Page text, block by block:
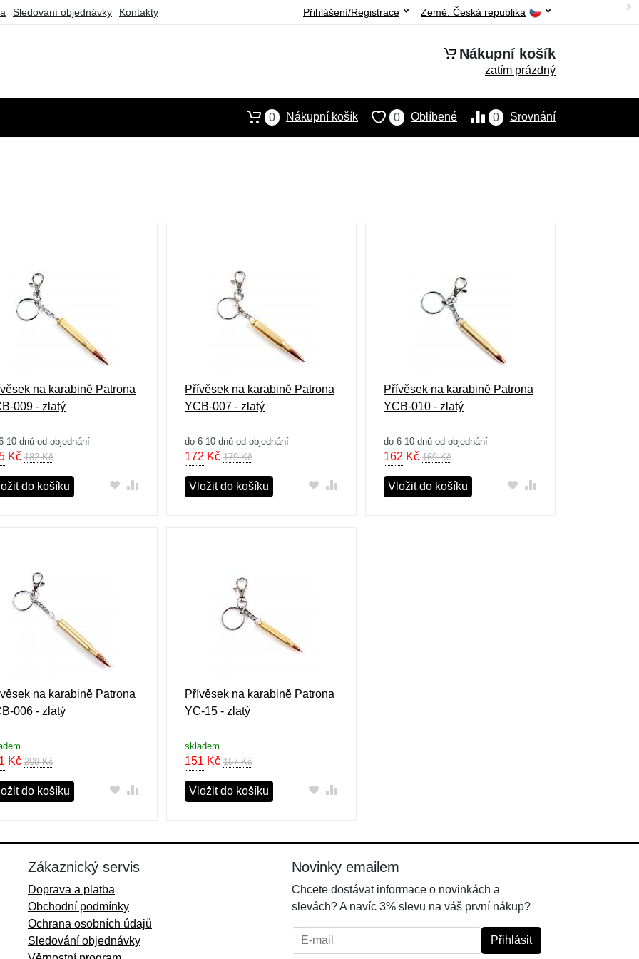
Sledování objednávky Kontakty Země: Česká republika
Přihlášení/Registrace
Nákupní košík
zatím prázdný
0 Srovnání
0 Oblíbené
0 Nákupní košík
na karabině Patrona
009 - zlatý
10 dnů od objednání
Kč 182 Kč
do košíku
Přívěsek na karabině Patrona
YCB-007 - zlatý
do 6-10 dnů od objednání
172 Kč 179 Kč
Vložit do košíku
Přívěsek na karabině Patrona
YCB-010 - zlatý
do 6-10 dnů od objednání
162 Kč 169 Kč
Vložit do košíku
na karabině Patrona
006 - zlatý
Kč 209 Kč
do košíku
Přívěsek na karabině Patrona
YC-15 - zlatý
skladem
151 Kč 157 Kč
Vložit do košíku
Zákaznický servis
Doprava a platba
Obchodní podmínky
Ochrana osobních údajů
Sledování objednávky
Novinky emailem
Chcete dostávat informace o novinkách a
slevách? A navíc 3% slevu na váš první nákup?
E-mail: Přihlásit